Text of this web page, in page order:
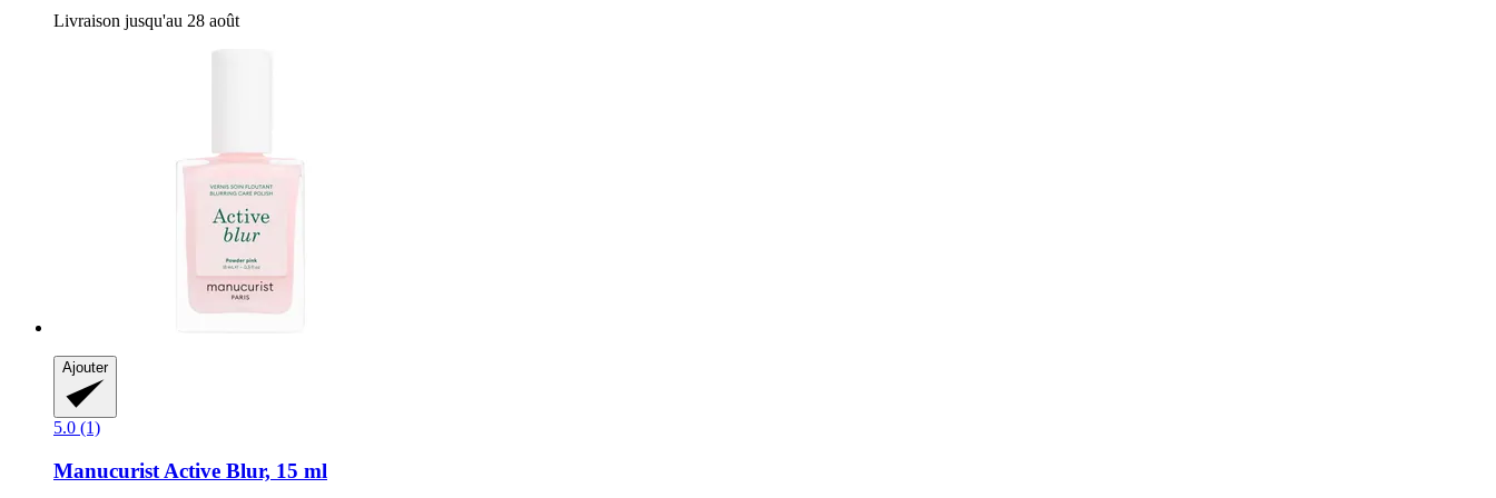
Livraison jusqu'au 28 août
Ajouter
5.0 (1)
Manucurist Active Blur, 15 ml